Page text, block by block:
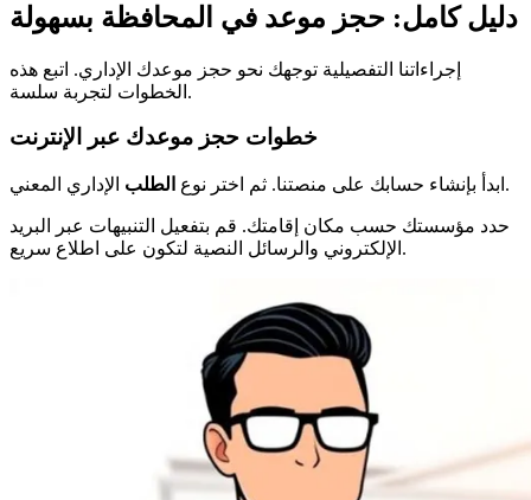
دليل كامل: حجز موعد في المحافظة بسهولة
إجراءاتنا التفصيلية توجهك نحو حجز موعدك الإداري. اتبع هذه
الخطوات لتجربة سلسة.
خطوات حجز موعدك عبر الإنترنت
ابدأ بإنشاء حسابك على منصتنا. ثم اختر نوع الطلب الإداري المعني.
حدد مؤسستك حسب مكان إقامتك. قم بتفعيل التنبيهات عبر البريد
الإلكتروني والرسائل النصية لتكون على اطلاع سريع.